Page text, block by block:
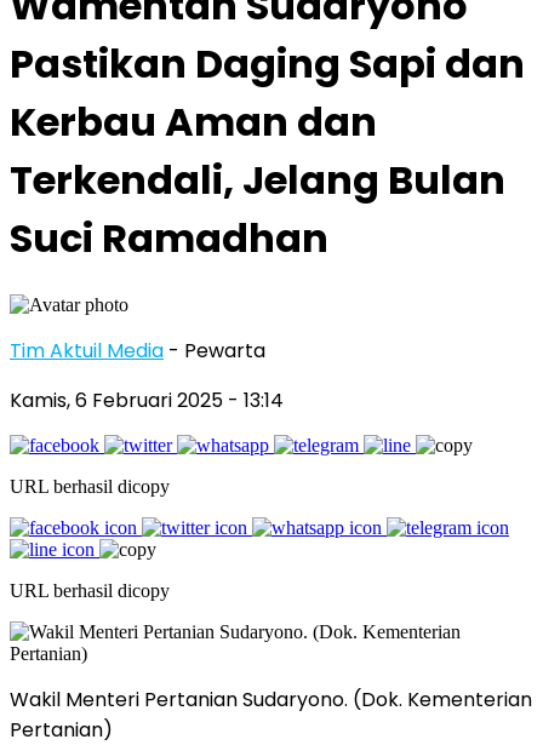
Pastikan Daging Sapi dan
Kerbau Aman dan
Terkendali, Jelang Bulan
Suci Ramadhan
Tim Aktuil Media - Pewarta
Kamis, 6 Februari 2025 - 13:14
URL berhasil dicopy
URL berhasil dicopy
Wakil Menteri Pertanian Sudaryono. (Dok. Kementerian
Pertanian)